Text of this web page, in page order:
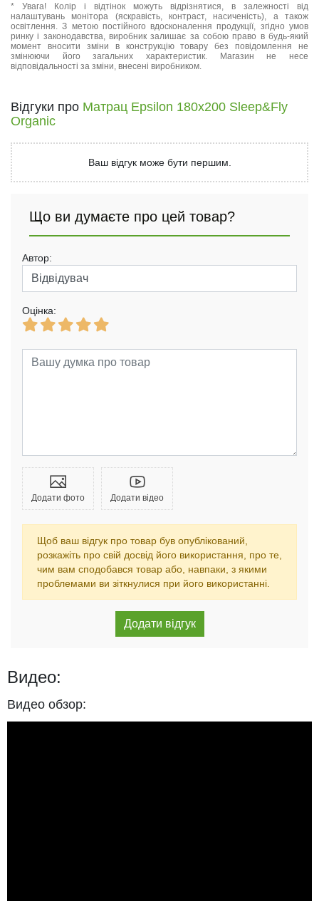
* Увага! Колір і відтінок можуть відрізнятися, в залежності від
налаштувань монітора (яскравість, контраст, насиченість), а також
освітлення. З метою постійного вдосконалення продукції, згідно умов
ринку і законодавства, виробник залишає за собою право в будь-який
момент вносити зміни в конструкцію товару без повідомлення не
змінюючи його загальних характеристик. Магазин не несе
відповідальності за зміни, внесені виробником.
Відгуки про Матрац Epsilon 180x200 Sleep&Fly
Organic
Ваш відгук може бути першим.
Що ви думаєте про цей товар?
Автор:
Оцінка:
Додати фото Додати відео
Щоб ваш відгук про товар був опублікований,
розкажіть про свій досвід його використання, про те,
чим вам сподобався товар або, навпаки, з якими
проблемами ви зіткнулися при його використанні.
Видео:
Видео обзор: